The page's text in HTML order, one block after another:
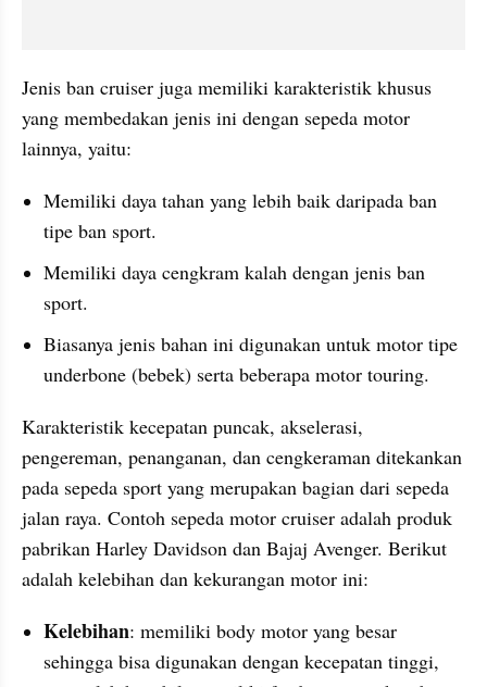
Jenis ban cruiser juga memiliki karakteristik khusus
yang membedakan jenis ini dengan sepeda motor
lainnya, yaitu:
Memiliki daya tahan yang lebih baik daripada ban
tipe ban sport.
Memiliki daya cengkram kalah dengan jenis ban
sport.
Biasanya jenis bahan ini digunakan untuk motor tipe
underbone (bebek) serta beberapa motor touring.
Karakteristik kecepatan puncak, akselerasi,
pengereman, penanganan, dan cengkeraman ditekankan
pada sepeda sport yang merupakan bagian dari sepeda
jalan raya. Contoh sepeda motor cruiser adalah produk
pabrikan Harley Davidson dan Bajaj Avenger. Berikut
adalah kelebihan dan kekurangan motor ini:
Kelebihan: memiliki body motor yang besar
sehingga bisa digunakan dengan kecepatan tinggi,